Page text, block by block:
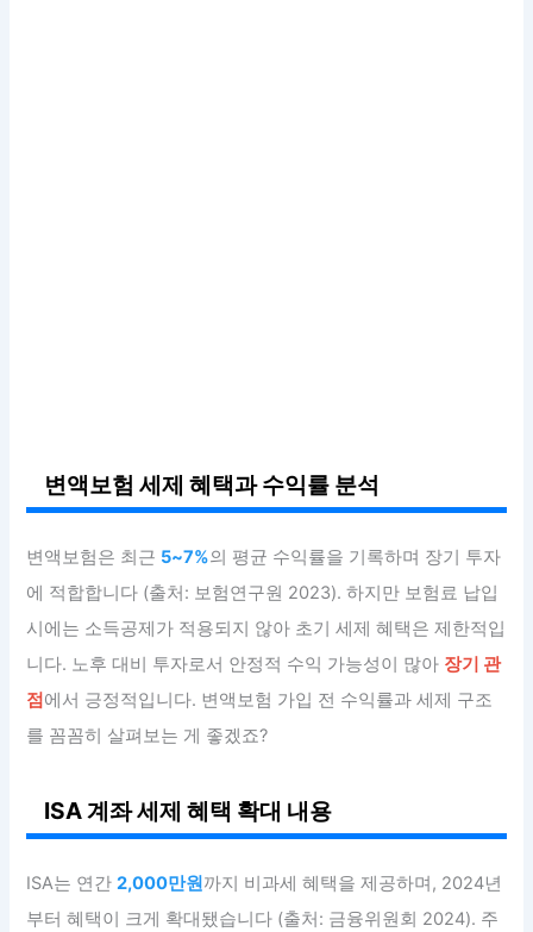
변액보험 세제 혜택과 수익률 분석
변액보험은 최근 5~7%의 평균 수익률을 기록하며 장기 투자
에 적합합니다 (출처: 보험연구원 2023). 하지만 보험료 납입
시에는 소득공제가 적용되지 않아 초기 세제 혜택은 제한적입
니다. 노후 대비 투자로서 안정적 수익 가능성이 많아 장기 관
점 에서 긍정적입니다. 변액보험 가입 전 수익률과 세제 구조
를 꼼꼼히 살펴보는 게 좋겠죠?
ISA 계좌 세제 혜택 확대 내용
ISA는 연간2,000만원까지 비과세 혜택을 제공하며, 2024년
부터 혜택이 크게 확대됐습니다 (출처: 금융위원회 2024). 주